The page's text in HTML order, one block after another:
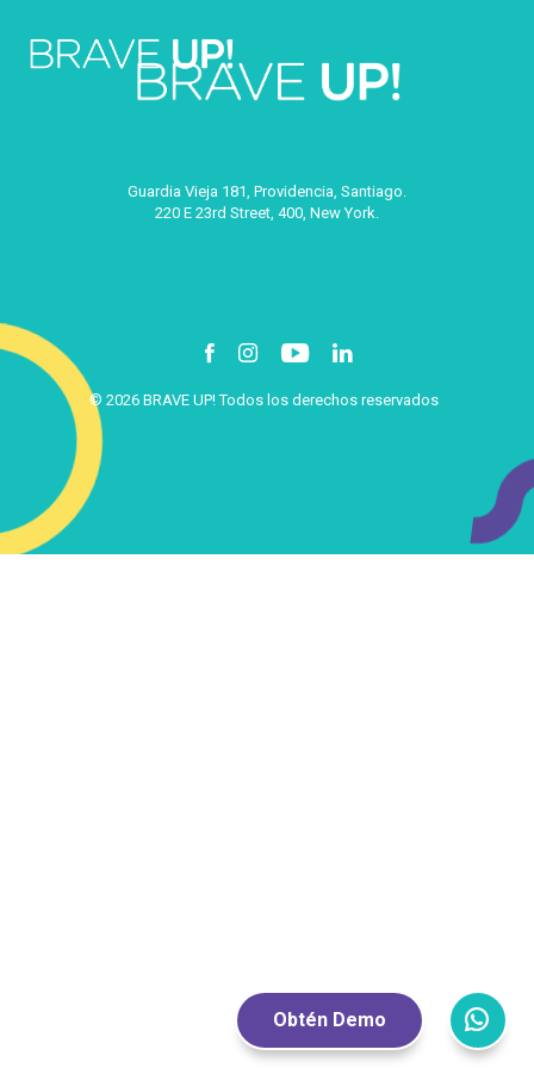
Obtén Demo
Guardia Vieja 181, Providencia, Santiago.
220 E 23rd Street, 400, New York.
© 2026 BRAVE UP! Todos los derechos reservados